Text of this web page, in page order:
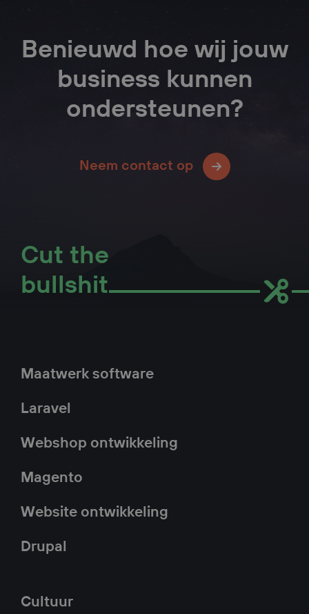
Benieuwd hoe wij jouw
business kunnen
ondersteunen?
Neem contact op
Cut the
bullshit
Hoofdnavigatie
Maatwerk software
Laravel
Webshop ontwikkeling
Magento
Website ontwikkeling
Drupal
Cultuur